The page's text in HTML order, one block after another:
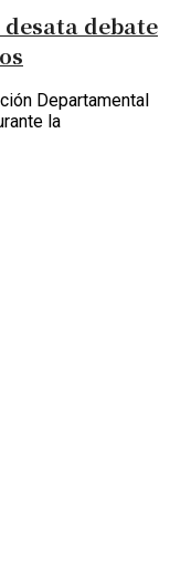
debate
Departamental
la